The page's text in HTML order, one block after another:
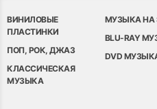
ВИНИЛОВЫЕ
ПЛАСТИНКИ
ПОП, РОК, ДЖАЗ
КЛАССИЧЕСКАЯ
МУЗЫКА
МУЗЫКА НА
BLU-RAY
DVD